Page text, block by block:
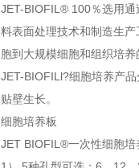
JET-BIOFIL® 100％选用
料表面处理技术和制造生
胞到大规模细胞和组织培养
JET-BIOFILl?细胞培养产
贴壁生长。
细胞培养板
JET BIOFIL®一次性细胞培